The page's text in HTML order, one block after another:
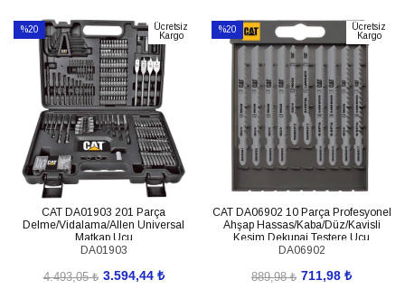
%20
İndirim
%20İndirim
Ücretsiz
Kargo
CAT DA01903 201 Parça
Delme/Vidalama/Allen Universal
Matkap Ucu
DA01903
3.594,44 ₺
4.493,05 ₺
%20
İndirim
%20İndirim
Ücretsiz
Kargo
CAT DA06902 10 Parça Profesyonel
Ahşap Hassas/Kaba/Düz/Kavisli
Kesim Dekupaj Testere Ucu
DA06902
711,98 ₺
889,98 ₺